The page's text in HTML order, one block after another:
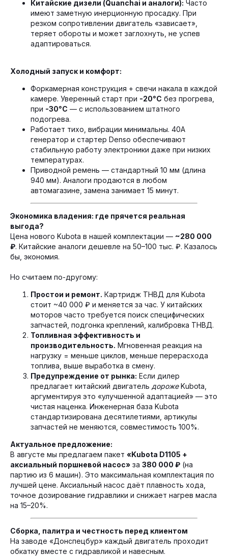
Китайские дизели (Quanchai и аналоги): Часто
имеют заметную инерционную просадку. При
резком сопротивлении двигатель «зависает»,
теряет обороты и может заглохнуть, не успев
адаптироваться.
Холодный запуск и комфорт:
Форкамерная конструкция + свечи накала в каждой
камере. Уверенный старт при -20°C без прогрева,
при -30°C — с использованием штатного
подогрева.
Работает тихо, вибрации минимальны. 40А
генератор и стартер Denso обеспечивают
стабильную работу электроники даже при низких
температурах.
Приводной ремень — стандартный 10 мм (длина
940 мм). Аналоги продаются в любом
автомагазине, замена занимает 15 минут.
Экономика владения: где прячется реальная
выгода?
Цена нового Kubota в нашей комплектации — ~280 000
₽. Китайские аналоги дешевле на 50–100 тыс. ₽. Казалось
бы, экономия.
Но считаем по-другому:
Простои и ремонт. Картридж ТНВД для Kubota
стоит ~40 000 ₽ и меняется за час. У китайских
моторов часто требуется поиск специфических
запчастей, подгонка креплений, калибровка ТНВД.
Топливная эффективность и
производительность. Мгновенная реакция на
нагрузку = меньше циклов, меньше перерасхода
топлива, выше выработка в смену.
Предупреждение от рынка: Если дилер
предлагает китайский двигатель дорожеKubota,
аргументируя это «улучшенной адаптацией» — это
чистая наценка. Инженерная база Kubota
стандартизирована десятилетиями, артикулы
запчастей не меняются, совместимость 100%.
Актуальное предложение:
В августе мы предлагаем пакет «Kubota D1105 +
аксиальный поршневой насос» за 380 000 ₽ (на
партию из 6 машин). Это максимальная комплектация по
лучшей цене. Аксиальный насос даёт плавность хода,
точное дозирование гидравлики и снижает нагрев масла
на 15–20%.
Сборка, палитра и честность перед клиентом
На заводе «Донспецбур» каждый двигатель проходит
обкатку вместе с гидравликой и навесным.
ПОДПИСЫВАЕТЕСЬ НА НАШ
RUTUBE-КАНАЛ